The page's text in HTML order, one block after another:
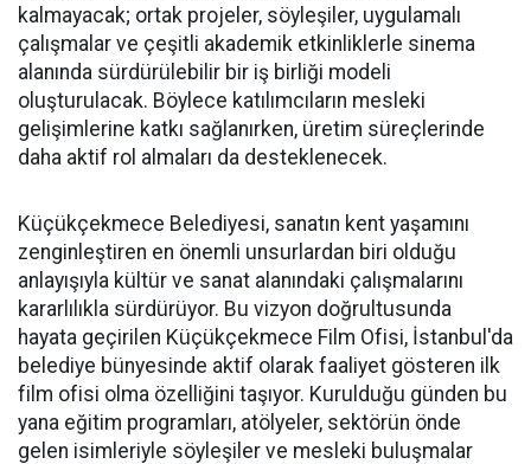
kalmayacak; ortak projeler, söyleşiler, uygulamalı
çalışmalar ve çeşitli akademik etkinliklerle sinema
alanında sürdürülebilir bir iş birliği modeli
oluşturulacak. Böylece katılımcıların mesleki
gelişimlerine katkı sağlanırken, üretim süreçlerinde
daha aktif rol almaları da desteklenecek.
Küçükçekmece Belediyesi, sanatın kent yaşamını
zenginleştiren en önemli unsurlardan biri olduğu
anlayışıyla kültür ve sanat alanındaki çalışmalarını
kararlılıkla sürdürüyor. Bu vizyon doğrultusunda
hayata geçirilen Küçükçekmece Film Ofisi, İstanbul'da
belediye bünyesinde aktif olarak faaliyet gösteren ilk
film ofisi olma özelliğini taşıyor. Kurulduğu günden bu
yana eğitim programları, atölyeler, sektörün önde
gelen isimleriyle söyleşiler ve mesleki buluşmalar